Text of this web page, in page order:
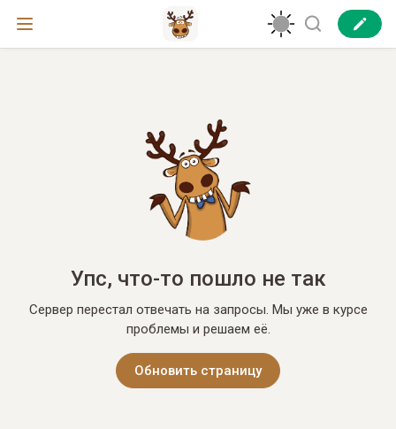
Упс, что-то пошло не так
Сервер перестал отвечать на запросы. Мы уже в курсе
проблемы и решаем её.
Обновить страницу